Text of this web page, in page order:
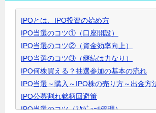
▼
ク
リ
ッ
ク
で
開
き
ま
IPOとは、IPO投資の始め方
IPO当選のコツ①（口座開設）
IPO当選のコツ②（資金効率向上）
IPO当選のコツ③（継続は力なり）
IPO何株買える？抽選参加の基本の流れ
IPO当選～購入～IPO株の売り方～出金方
IPO公募割れ銘柄回避策
IPO当選のコツ（ｽｹｼﾞｭｰﾙ管理）